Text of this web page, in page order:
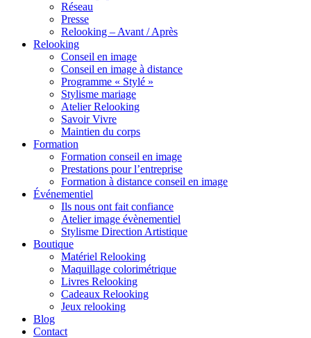
Réseau
Presse
Relooking – Avant / Après
Relooking
Conseil en image
Conseil en image à distance
Programme « Stylé »
Stylisme mariage
Atelier Relooking
Savoir Vivre
Maintien du corps
Formation
Formation conseil en image
Prestations pour l’entreprise
Formation à distance conseil en image
Événementiel
Ils nous ont fait confiance
Atelier image évènementiel
Stylisme Direction Artistique
Boutique
Matériel Relooking
Maquillage colorimétrique
Livres Relooking
Cadeaux Relooking
Jeux relooking
Blog
Contact